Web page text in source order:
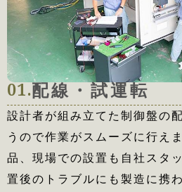
01.配線・試運転
設計者が組み立てた制御盤の
うので作業がスムーズに行え
品、現場での設置も自社スタ
置後のトラブルにも製造に携